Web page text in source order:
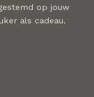
op jouw
als cadeau.